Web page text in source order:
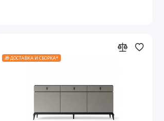
🎁 ДОСТАВКА И СБОРКА*